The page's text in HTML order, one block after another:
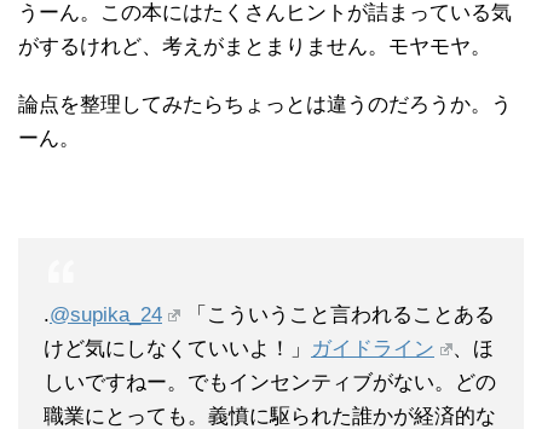
うーん。この本にはたくさんヒントが詰まっている気
がするけれど、考えがまとまりません。モヤモヤ。
論点を整理してみたらちょっとは違うのだろうか。う
ーん。
.@supika_24
「こういうこと言われることある
けど気にしなくていいよ！」
ガイドライン
、ほ
しいですねー。でもインセンティブがない。どの
職業にとっても。義憤に駆られた誰かが経済的な